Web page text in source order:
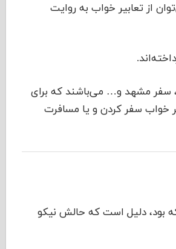
از تعابیر خواب به روایت
سفر مشهد و… می‌باشند که برای
خواب سفر کردن و یا مسافرت
بود، دلیل است که حالش نیکو